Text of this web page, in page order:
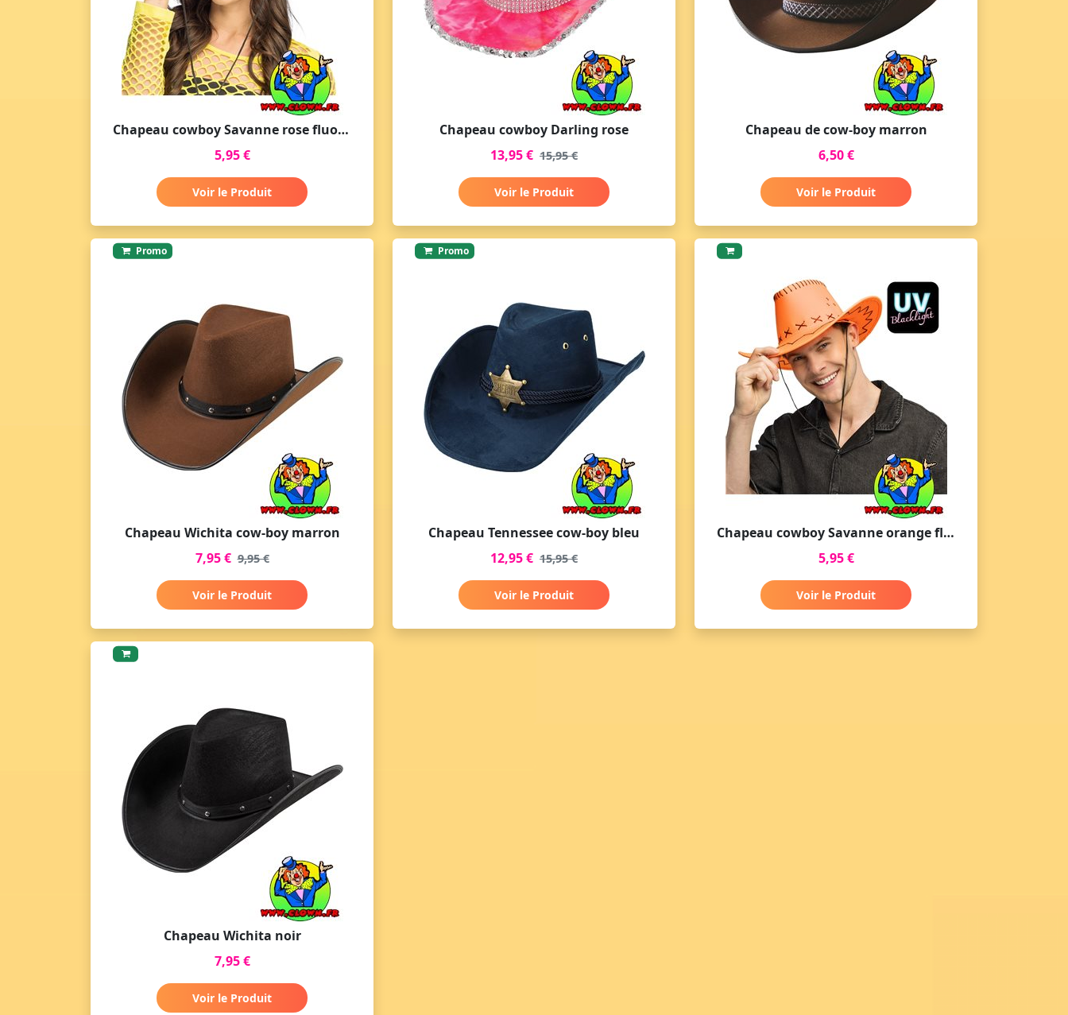
Chapeau cowboy Savanne rose fluo UV
5,95 €
Voir le Produit
Chapeau cowboy Darling rose
13,95 € 15,95 €
Voir le Produit
Chapeau de cow-boy marron
6,50 €
Voir le Produit
Promo
Chapeau Wichita cow-boy marron
7,95 € 9,95 €
Voir le Produit
Promo
Chapeau Tennessee cow-boy bleu
12,95 € 15,95 €
Voir le Produit
Chapeau cowboy Savanne orange fluo UV
5,95 €
Voir le Produit
Chapeau Wichita noir
7,95 €
Voir le Produit